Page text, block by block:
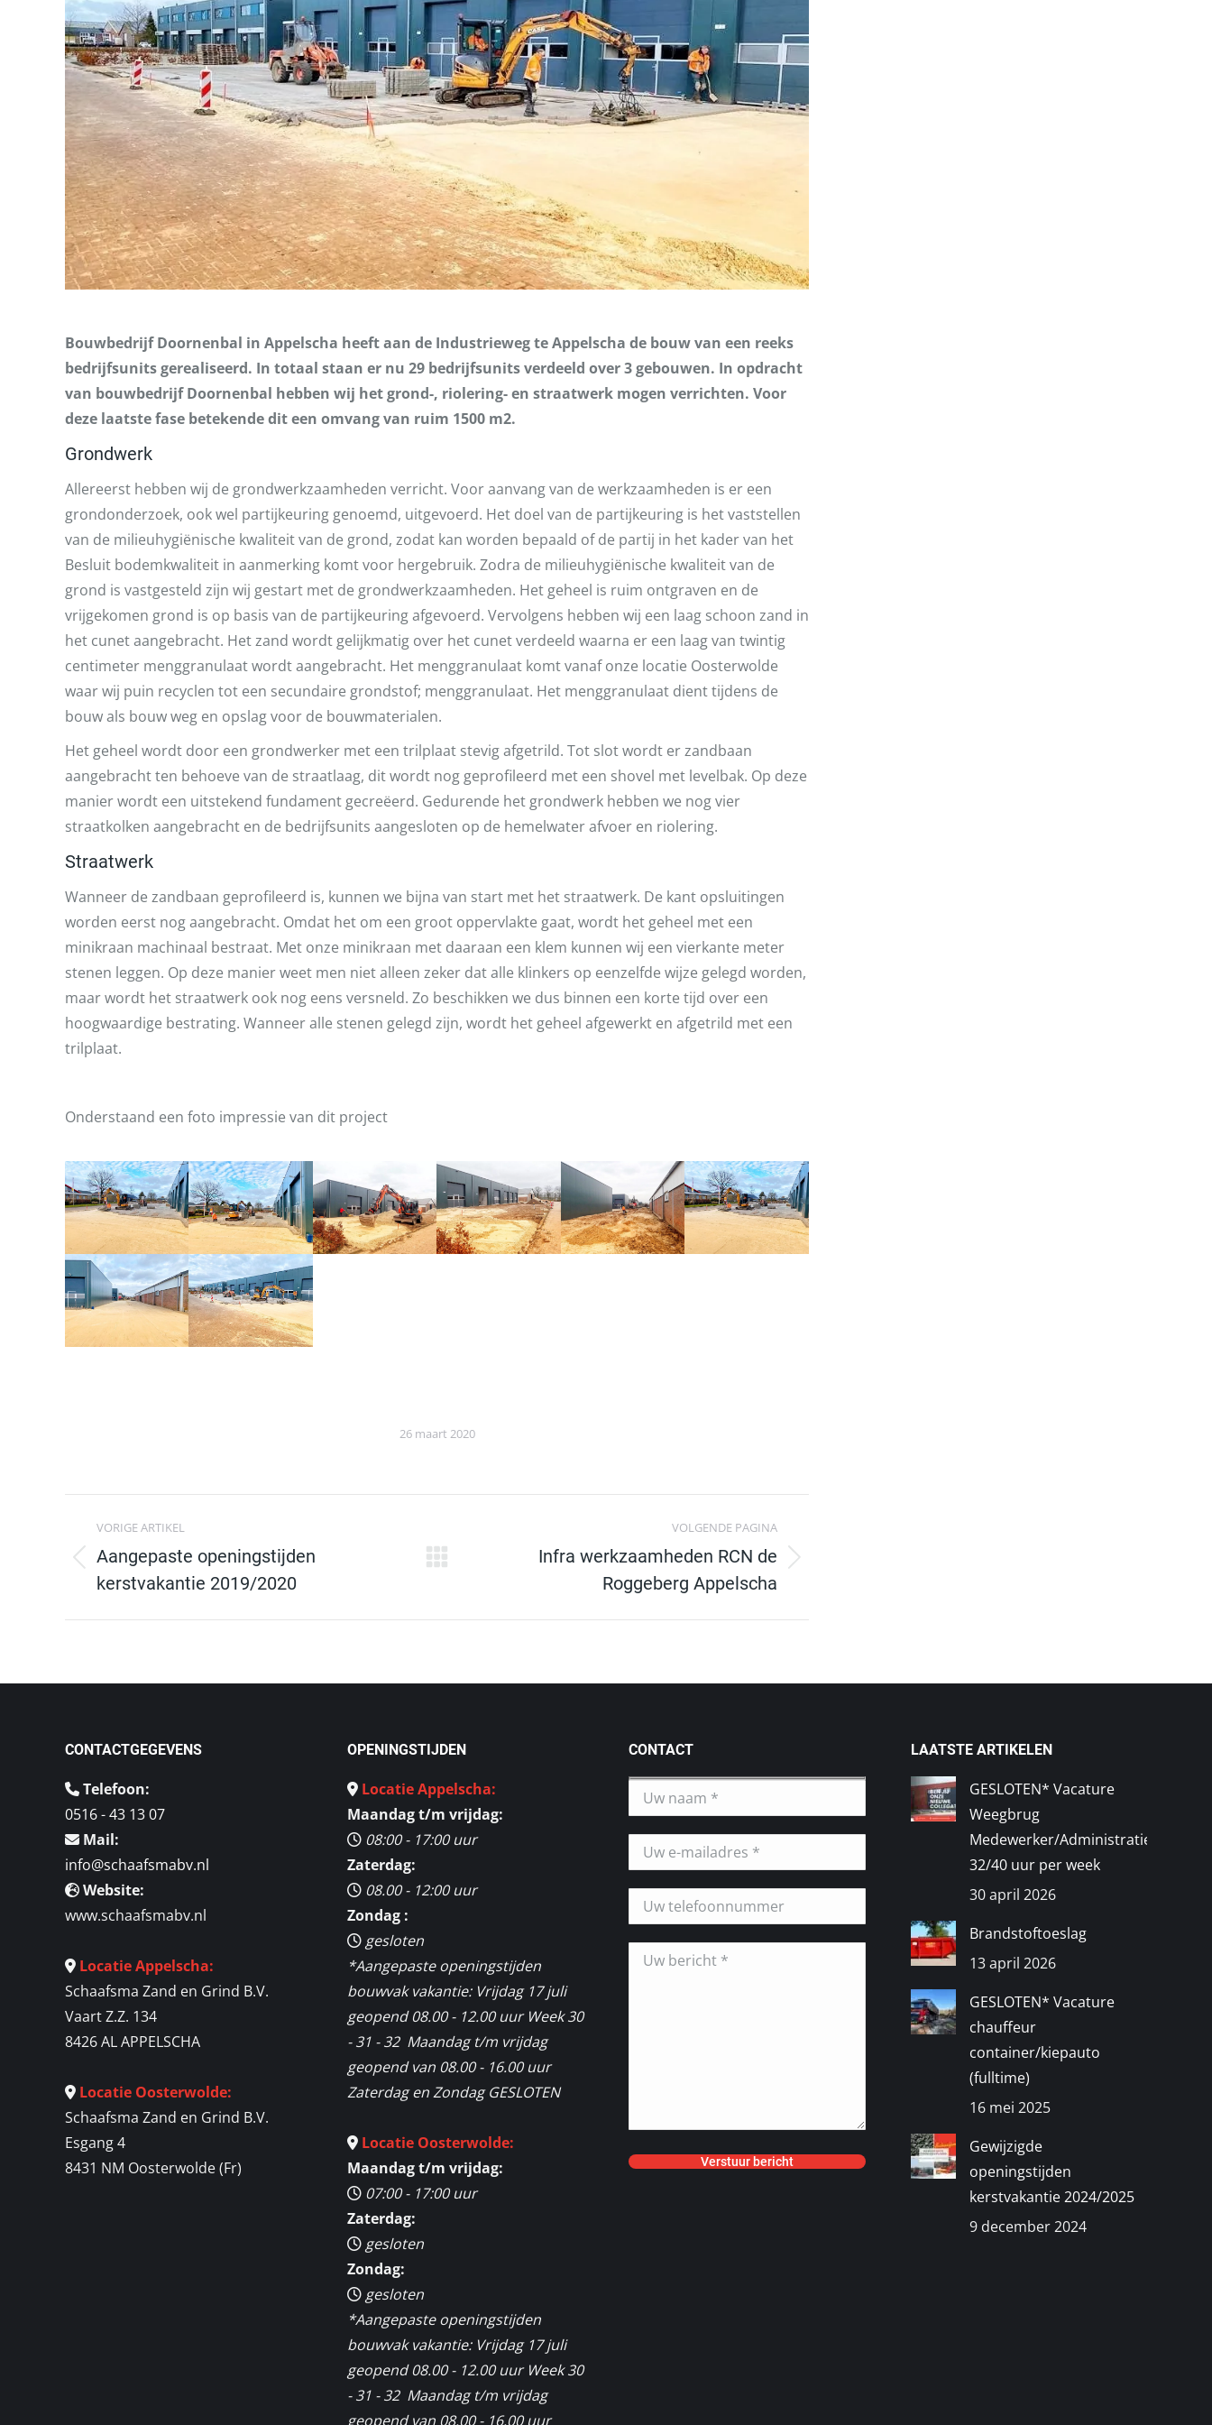
Bouwbedrijf Doornenbal in Appelscha heeft aan de Industrieweg te Appelscha de bouw van een reeks
bedrijfsunits gerealiseerd. In totaal staan er nu 29 bedrijfsunits verdeeld over 3 gebouwen. In opdracht
van bouwbedrijf Doornenbal hebben wij het grond-, riolering- en straatwerk mogen verrichten. Voor
deze laatste fase betekende dit een omvang van ruim 1500 m2.
Grondwerk
Allereerst hebben wij de grondwerkzaamheden verricht. Voor aanvang van de werkzaamheden is er een
grondonderzoek, ook wel partijkeuring genoemd, uitgevoerd. Het doel van de partijkeuring is het vaststellen
van de milieuhygiënische kwaliteit van de grond, zodat kan worden bepaald of de partij in het kader van het
Besluit bodemkwaliteit in aanmerking komt voor hergebruik. Zodra de milieuhygiënische kwaliteit van de
grond is vastgesteld zijn wij gestart met de grondwerkzaamheden. Het geheel is ruim ontgraven en de
vrijgekomen grond is op basis van de partijkeuring afgevoerd. Vervolgens hebben wij een laag schoon zand in
het cunet aangebracht. Het zand wordt gelijkmatig over het cunet verdeeld waarna er een laag van twintig
centimeter menggranulaat wordt aangebracht. Het menggranulaat komt vanaf onze locatie Oosterwolde
waar wij puin recyclen tot een secundaire grondstof; menggranulaat. Het menggranulaat dient tijdens de
bouw als bouw weg en opslag voor de bouwmaterialen.
Het geheel wordt door een grondwerker met een trilplaat stevig afgetrild. Tot slot wordt er zandbaan
aangebracht ten behoeve van de straatlaag, dit wordt nog geprofileerd met een shovel met levelbak. Op deze
manier wordt een uitstekend fundament gecreëerd. Gedurende het grondwerk hebben we nog vier
straatkolken aangebracht en de bedrijfsunits aangesloten op de hemelwater afvoer en riolering.
Straatwerk
Wanneer de zandbaan geprofileerd is, kunnen we bijna van start met het straatwerk. De kant opsluitingen
worden eerst nog aangebracht. Omdat het om een groot oppervlakte gaat, wordt het geheel met een
minikraan machinaal bestraat. Met onze minikraan met daaraan een klem kunnen wij een vierkante meter
stenen leggen. Op deze manier weet men niet alleen zeker dat alle klinkers op eenzelfde wijze gelegd worden,
maar wordt het straatwerk ook nog eens versneld. Zo beschikken we dus binnen een korte tijd over een
hoogwaardige bestrating. Wanneer alle stenen gelegd zijn, wordt het geheel afgewerkt en afgetrild met een
trilplaat.
Onderstaand een foto impressie van dit project
26 maart 2020
navigation
VORIGE ARTIKEL
Previous
post:
Aangepaste openingstijden
kerstvakantie 2019/2020
VOLGENDE PAGINA
Infra werkzaamheden RCN de
Roggeberg Appelscha
CONTACTGEGEVENS
Telefoon:
0516 - 43 13 07
Mail:
info@schaafsmabv.nl
Website:
www.schaafsmabv.nl
Locatie Appelscha:
Schaafsma Zand en Grind B.V.
Vaart Z.Z. 134
8426 AL APPELSCHA
Locatie Oosterwolde:
Schaafsma Zand en Grind B.V.
Esgang 4
8431 NM Oosterwolde (Fr)
OPENINGSTIJDEN
Locatie Appelscha:
Maandag t/m vrijdag:
08:00 - 17:00 uur
Zaterdag:
08.00 - 12:00 uur
Zondag :
gesloten
*Aangepaste openingstijden
bouwvak vakantie: Vrijdag 17 juli
geopend 08.00 - 12.00 uur Week 30
- 31 - 32 Maandag t/m vrijdag
geopend van 08.00 - 16.00 uur
Zaterdag en Zondag GESLOTEN
Locatie Oosterwolde:
Maandag t/m vrijdag:
07:00 - 17:00 uur
Zaterdag:
gesloten
Zondag:
gesloten
*Aangepaste openingstijden
bouwvak vakantie: Vrijdag 17 juli
geopend 08.00 - 12.00 uur Week 30
- 31 - 32 Maandag t/m vrijdag
geopend van 08.00 - 16.00 uur
CONTACT LAATSTE ARTIKELEN
GESLOTEN* Vacature
Weegbrug
Medewerker/Administratief
32/40 uur per week
30 april 2026
Brandstoftoeslag
13 april 2026
GESLOTEN* Vacature
chauffeur
container/kiepauto
(fulltime)
16 mei 2025
Gewijzigde
openingstijden
kerstvakantie 2024/2025
9 december 2024